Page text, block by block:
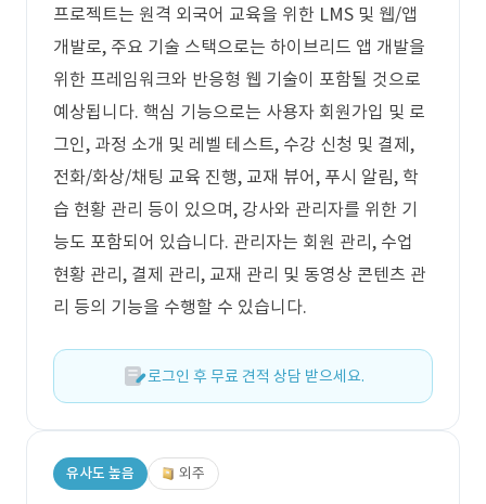
프로젝트는 원격 외국어 교육을 위한 LMS 및 웹/앱
개발로, 주요 기술 스택으로는 하이브리드 앱 개발을
위한 프레임워크와 반응형 웹 기술이 포함될 것으로
예상됩니다. 핵심 기능으로는 사용자 회원가입 및 로
그인, 과정 소개 및 레벨 테스트, 수강 신청 및 결제,
전화/화상/채팅 교육 진행, 교재 뷰어, 푸시 알림, 학
습 현황 관리 등이 있으며, 강사와 관리자를 위한 기
능도 포함되어 있습니다. 관리자는 회원 관리, 수업
현황 관리, 결제 관리, 교재 관리 및 동영상 콘텐츠 관
리 등의 기능을 수행할 수 있습니다.
로그인 후 무료 견적 상담 받으세요.
유사도 높음 외주